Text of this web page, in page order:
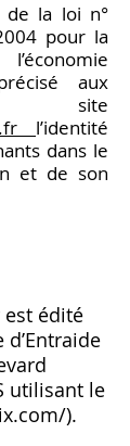
de la loi n°
pour la
aux
site
l’identité
dans le
et de son
est édité
d’Entraide
utilisant le
).